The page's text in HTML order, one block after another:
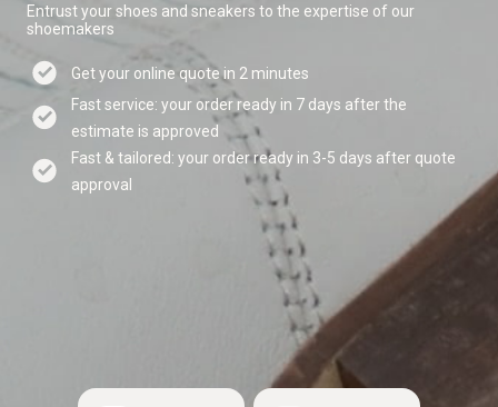
Entrust your shoes and sneakers to the expertise of our
shoemakers
Get your online quote in 2 minutes
Fast service: your order ready in 7 days after the
estimate is approved
Fast & tailored: your order ready in 3-5 days after quote
approval